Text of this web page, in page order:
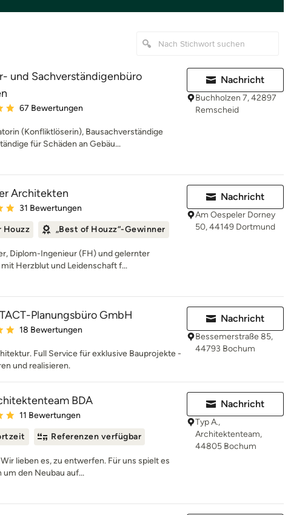
und Sachverständigenbüro
Bewertung: 4.9 von 5 Sternen
67 Bewertungen
(Konfliktlöserin), Bausachverständige
für Schäden an Gebäu...
Nachricht
Buchholzen 7, 42897
Remscheid
Architekten
Bewertung: 5 von 5 Sternen
31 Bewertungen
Houzz „Best of Houzz“-Gewinner
Diplom-Ingenieur (FH) und gelernter
Herzblut und Leidenschaft f...
Nachricht
Am Oespeler Dorney
50, 44149 Dortmund
Planungsbüro GmbH
Bewertung: 5 von 5 Sternen
18 Bewertungen
Full Service für exklusive Bauprojekte -
und realisieren.
Nachricht
Bessemerstraße 85,
44793 Bochum
BDA
Bewertung: 5 von 5 Sternen
11 Bewertungen
Referenzen verfügbar
lieben es, zu entwerfen. Für uns spielt es
um den Neubau auf...
Nachricht
Typ A.,
Architektenteam,
44805 Bochum